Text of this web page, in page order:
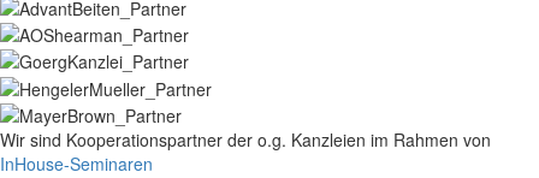
Wir sind Kooperationspartner der o.g. Kanzleien im Rahmen von
InHouse-Seminaren